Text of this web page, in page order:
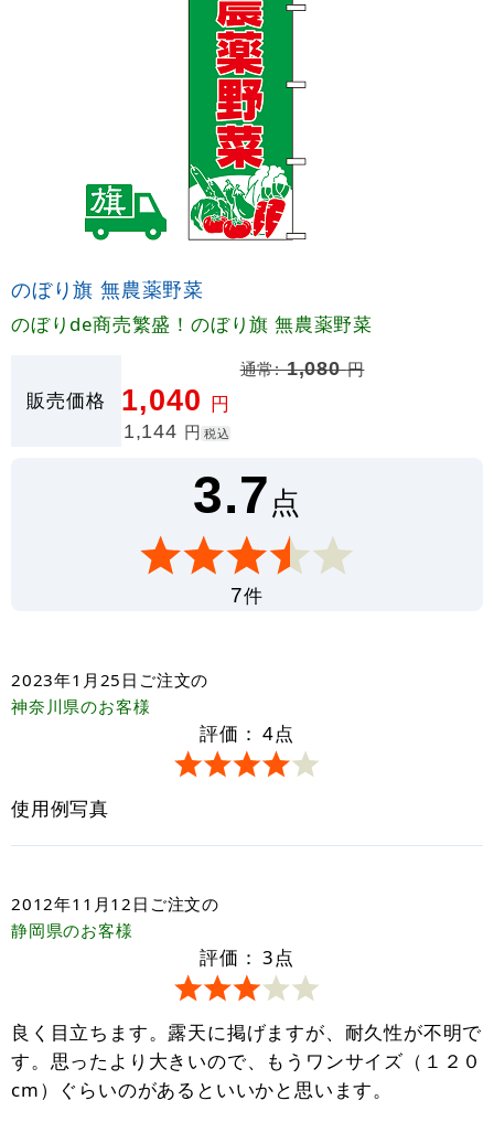
のぼり旗 無農薬野菜
のぼりde商売繁盛！のぼり旗 無農薬野菜
販売価格
通常:1,080円
1,040 円
1,144 円 税込
3.7点
7件
2023年1月25日 ご注文の
神奈川県のお客様
評価： 4点
使用例写真
2012年11月12日 ご注文の
静岡県のお客様
評価： 3点
良く目立ちます。露天に掲げますが、耐久性が不明で
す。思ったより大きいので、もうワンサイズ（１２０
cm）ぐらいのがあるといいかと思います。